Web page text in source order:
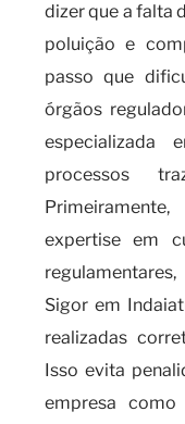
dizer que a falta
poluição e
passo que
órgãos
especializada
processos
expertise em
Sigor em
realizadas
Isso evita
empresa como